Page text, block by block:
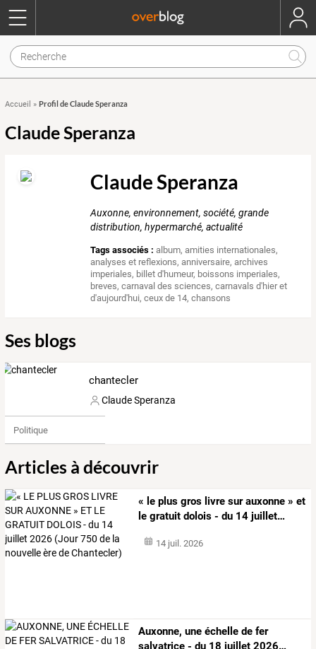
Accueil » Profil de Claude Speranza
Claude Speranza
Claude Speranza
Auxonne, environnement, société, grande
distribution, hypermarché, actualité
Tags associés : album,amities internationales,
analyses et reflexions,anniversaire,archives
imperiales, billet d'humeur, boissons imperiales,
breves,carnaval des sciences,carnavals d'hier et
d'aujourd'hui,ceux de 14,chansons
Ses blogs
chantecler
Claude Speranza
Politique
Articles à découvrir
« le plus gros livre surauxonne » et
le gratuit dolois - du 14 juillet…
14 juil. 2026
Auxonne, une échelle de fer
salvatrice - du 18 juillet 2026…